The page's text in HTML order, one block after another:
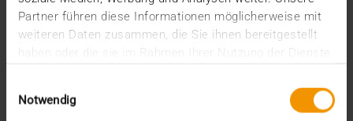
Partner führen diese Informationen möglicherweise mit
weiteren Daten zusammen, die Sie ihnen bereitgestellt
Notwendig